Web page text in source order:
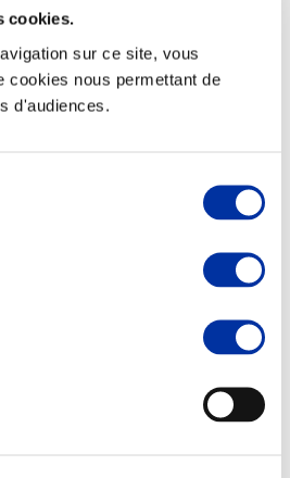
cookies.
sur ce site, vous
cookies nous permettant de
d'audiences.
Territoires